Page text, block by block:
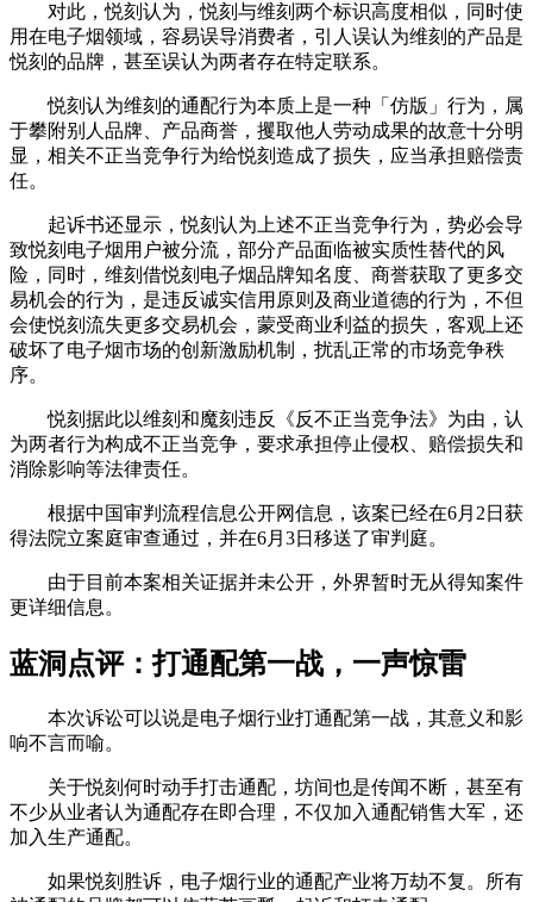
对此，悦刻认为，悦刻与维刻两个标识高度相似，同时使
用在电子烟领域，容易误导消费者，引人误认为维刻的产品是
悦刻的品牌，甚至误认为两者存在特定联系。
悦刻认为维刻的通配行为本质上是一种「仿版」行为，属
于攀附别人品牌、产品商誉，攫取他人劳动成果的故意十分明
显，相关不正当竞争行为给悦刻造成了损失，应当承担赔偿责
任。
起诉书还显示，悦刻认为上述不正当竞争行为，势必会导
致悦刻电子烟用户被分流，部分产品面临被实质性替代的风
险，同时，维刻借悦刻电子烟品牌知名度、商誉获取了更多交
易机会的行为，是违反诚实信用原则及商业道德的行为，不但
会使悦刻流失更多交易机会，蒙受商业利益的损失，客观上还
破坏了电子烟市场的创新激励机制，扰乱正常的市场竞争秩
序。
悦刻据此以维刻和魔刻违反《反不正当竞争法》为由，认
为两者行为构成不正当竞争，要求承担停止侵权、赔偿损失和
消除影响等法律责任。
根据中国审判流程信息公开网信息，该案已经在6月2日获
得法院立案庭审查通过，并在6月3日移送了审判庭。
由于目前本案相关证据并未公开，外界暂时无从得知案件
更详细信息。
蓝洞点评：打通配第一战，一声惊雷
本次诉讼可以说是电子烟行业打通配第一战，其意义和影
响不言而喻。
关于悦刻何时动手打击通配，坊间也是传闻不断，甚至有
不少从业者认为通配存在即合理，不仅加入通配销售大军，还
加入生产通配。
如果悦刻胜诉，电子烟行业的通配产业将万劫不复。所有